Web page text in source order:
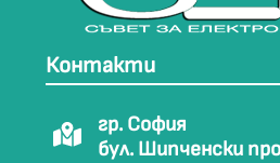
Контакти
гр. София
бул. Шипченски